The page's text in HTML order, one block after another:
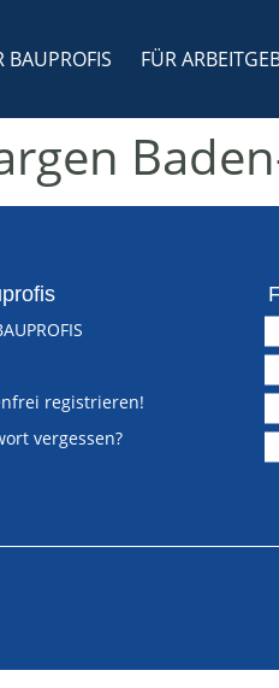
BAUPROFIS FÜR
registrieren!
vergessen?